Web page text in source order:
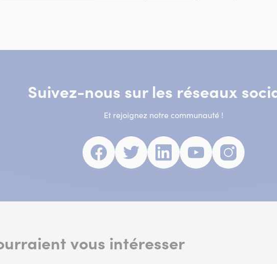
Suivez-nous sur les réseaux
Et rejoignez notre communauté !
Facebook
(nouvelle
fenêtre)
Twitter
(nouvelle
fenêtre)
Linkedin
(nouvelle
fenêtre)
Youtube
(nouvelle
fenêtre)fenêtre)
vous intéresser